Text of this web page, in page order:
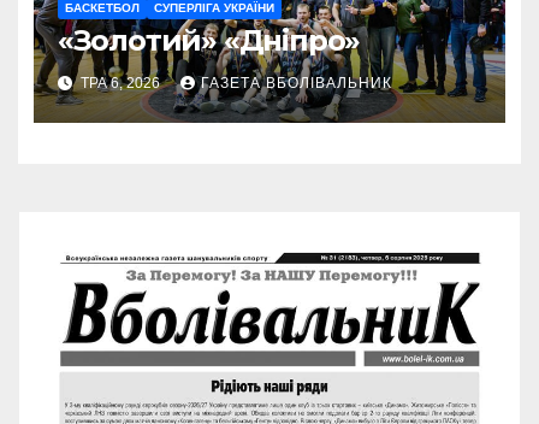
БАСКЕТБОЛ СУПЕРЛІГА УКРАЇНИ
«Золотий» «Дніпро»
ТРА 6, 2026 ГАЗЕТА ВБОЛІВАЛЬНИК